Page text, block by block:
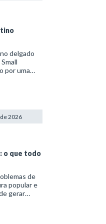
delgado
por uma
2026
o que todo
de
popular e
gerar